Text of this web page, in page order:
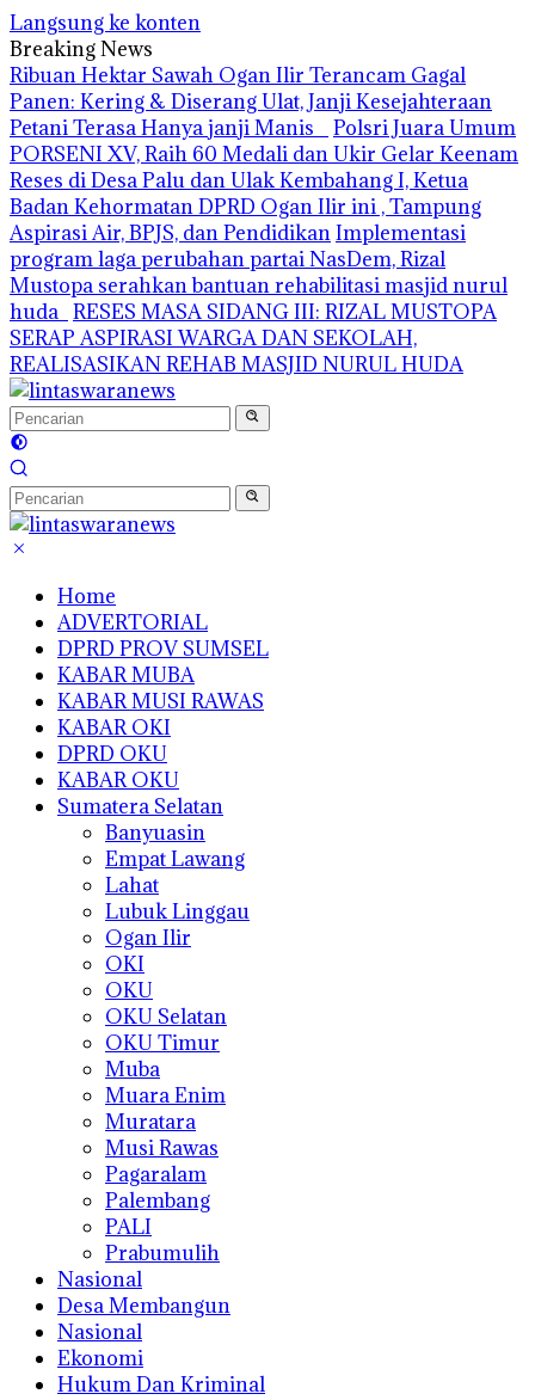
Langsung ke konten
Breaking News
Ribuan Hektar Sawah Ogan Ilir Terancam Gagal
Panen: Kering & Diserang Ulat, Janji Kesejahteraan
Petani Terasa Hanya janji Manis
Polsri Juara Umum
PORSENI XV, Raih 60 Medali dan Ukir Gelar Keenam
Reses di Desa Palu dan Ulak Kembahang I, Ketua
Badan Kehormatan DPRD Ogan Ilir ini , Tampung
Aspirasi Air, BPJS, dan PendidikanImplementasi
program laga perubahan partai NasDem, Rizal
Mustopa serahkan bantuan rehabilitasi masjid nurul
huda RESES MASA SIDANG III: RIZAL MUSTOPA
SERAP ASPIRASI WARGA DAN SEKOLAH,
REALISASIKAN REHAB MASJID NURUL HUDA
Home
ADVERTORIAL
DPRD PROV SUMSEL
KABAR MUBA
KABAR MUSI RAWAS
KABAR OKI
DPRD OKU
KABAR OKU
Sumatera Selatan
Banyuasin
Empat Lawang
Lahat
Lubuk Linggau
Ogan Ilir
OKI
OKU
OKU Selatan
OKU Timur
Muba
Muara Enim
Muratara
Musi Rawas
Pagaralam
Palembang
PALI
Prabumulih
Nasional
Desa Membangun
Nasional
Ekonomi
Hukum Dan Kriminal